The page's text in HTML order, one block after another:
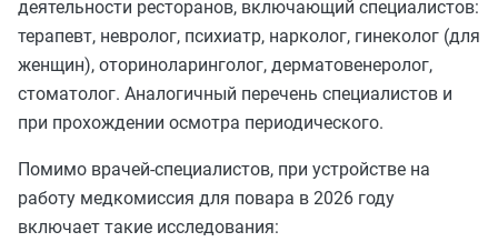
деятельности ресторанов, включающий специалистов:
терапевт, невролог, психиатр, нарколог, гинеколог (для
женщин), оториноларинголог, дерматовенеролог,
стоматолог. Аналогичный перечень специалистов и
при прохождении осмотра периодического.
Помимо врачей-специалистов, при устройстве на
работу медкомиссия для повара в 2026 году
включает такие исследования: